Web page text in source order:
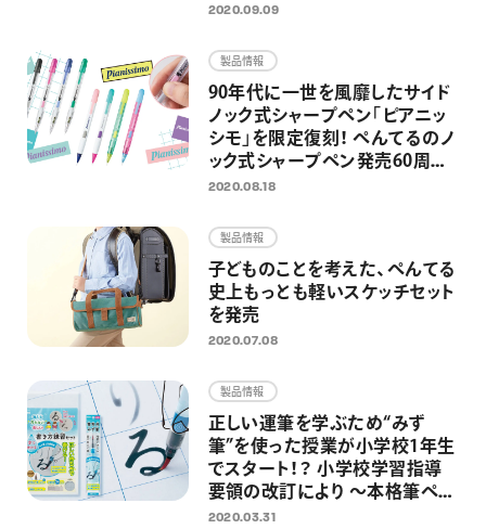
メペンの限定カラー
2020.09.09
製品情報
90年代に一世を風靡したサイド
ノック式シャープペン｢ピアニッ
シモ｣を限定復刻！ ぺんてるのノ
ック式シャープペン発売60周年
企画の第一弾として
2020.08.18
製品情報
子どものことを考えた、ぺんてる
史上もっとも軽いスケッチセット
を発売
2020.07.08
製品情報
正しい運筆を学ぶため“みず
筆”を使った授業が小学校1年生
でスタート！？ 小学校学習指導
要領の改訂により ～本格筆ペン
のぺんてるから、小学校低学年
2020.03.31